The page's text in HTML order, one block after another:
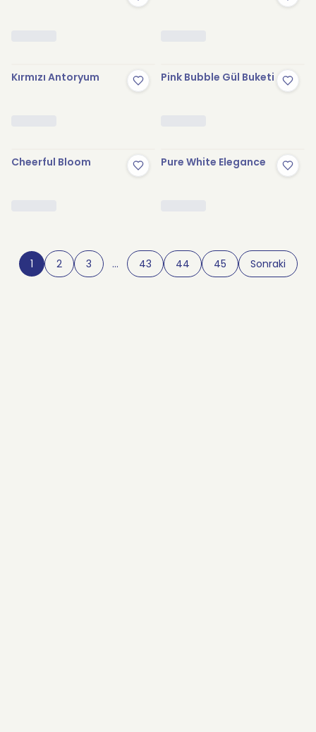
Kırmızı Antoryum Pink Bubble Gül Buketi
Cheerful Bloom Pure White Elegance
1 2 3 … 43 44 45 Sonraki